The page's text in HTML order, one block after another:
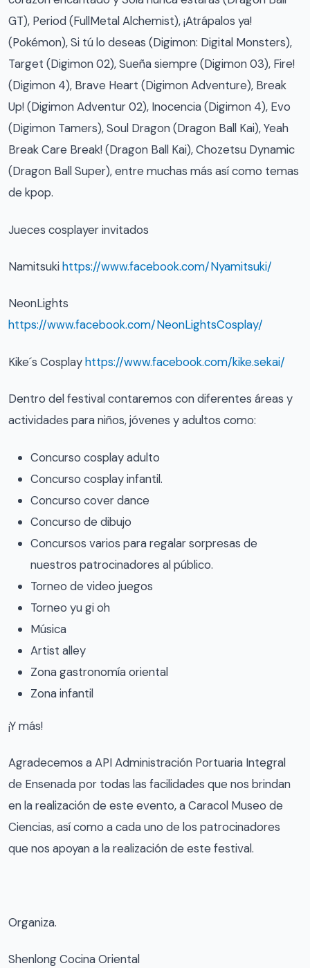
GT), Period (FullMetal Alchemist), ¡Atrápalos ya!
(Pokémon), Si tú lo deseas (Digimon: Digital Monsters),
Target (Digimon 02), Sueña siempre (Digimon 03), Fire!
(Digimon 4), Brave Heart (Digimon Adventure), Break
Up! (Digimon Adventur 02), Inocencia (Digimon 4), Evo
(Digimon Tamers), Soul Dragon (Dragon Ball Kai), Yeah
Break Care Break! (Dragon Ball Kai), Chozetsu Dynamic
(Dragon Ball Super), entre muchas más así como temas
de kpop.
Jueces cosplayer invitados
Namitsukihttps://www.facebook.com/Nyamitsuki/
NeonLights
https://www.facebook.com/NeonLightsCosplay/
Kike´s Cosplayhttps://www.facebook.com/kike.sekai/
Dentro del festival contaremos con diferentes áreas y
actividades para niños, jóvenes y adultos como:
Concurso cosplay adulto
Concurso cosplay infantil.
Concurso cover dance
Concurso de dibujo
Concursos varios para regalar sorpresas de
nuestros patrocinadores al público.
Torneo de video juegos
Torneo yu gi oh
Música
Artist alley
Zona gastronomía oriental
Zona infantil
¡Y más!
Agradecemos a API Administración Portuaria Integral
de Ensenada por todas las facilidades que nos brindan
en la realización de este evento, a Caracol Museo de
Ciencias, así como a cada uno de los patrocinadores
que nos apoyan a la realización de este festival.
Organiza.
Shenlong Cocina Oriental